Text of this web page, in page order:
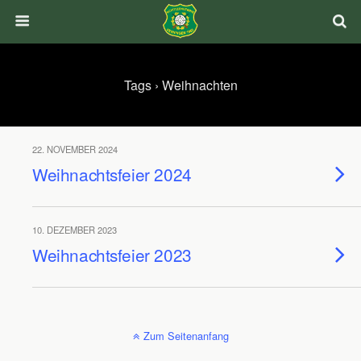
Tags › Weihnachten
22. NOVEMBER 2024
Weihnachtsfeier 2024
10. DEZEMBER 2023
Weihnachtsfeier 2023
Zum Seitenanfang